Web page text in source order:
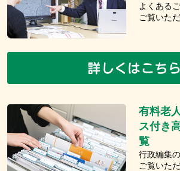
よくある
ご覧いた
有料老
ス付き
覧
行政編集
ご覧いた